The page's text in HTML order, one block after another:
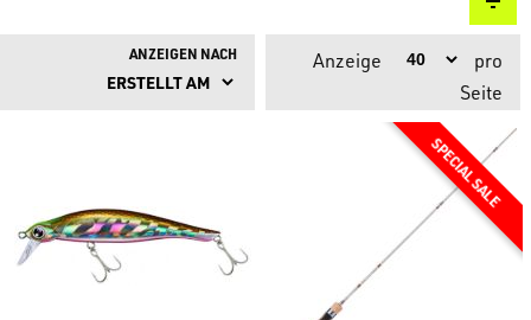
ANZEIGEN NACH Anzeige
pro
Seite